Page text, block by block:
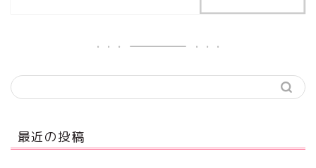
最近の投稿